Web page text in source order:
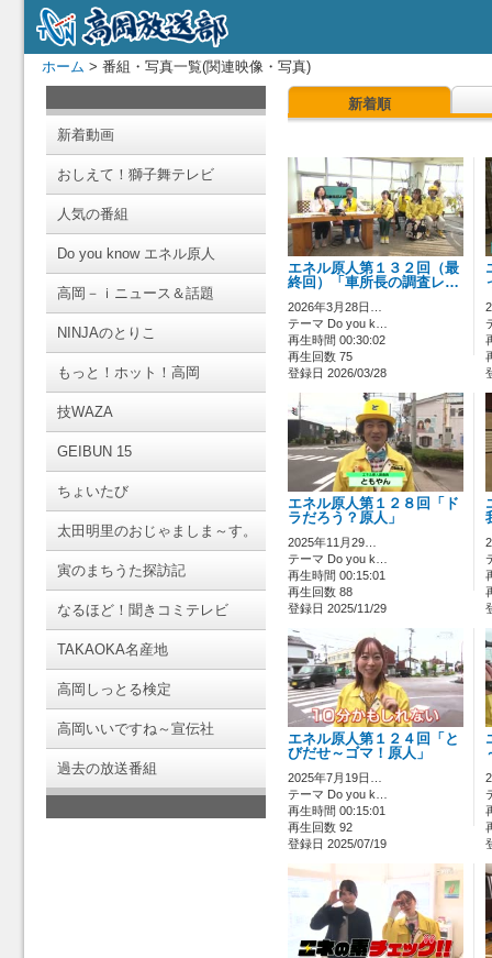
ホーム > 番組・写真一覧(関連映像・写真)
新着動画
おしえて！獅子舞テレビ
人気の番組
Do you know エネル原人
高岡－ｉニュース＆話題
NINJAのとりこ
もっと！ホット！高岡
技WAZA
GEIBUN 15
ちょいたび
太田明里のおじゃましま～す。
寅のまちうた探訪記
なるほど！聞きコミテレビ
TAKAOKA名産地
高岡しっとる検定
高岡いいですね～宣伝社
過去の放送番組
新着順
エネル原人第１３２回（最
終回）「車所長の調査レ…
2026年3月28日…
テーマ Do you k…
再生時間 00:30:02
再生回数 75
登録日 2026/03/28
エネル原人第１２８回「ド
ラだろう？原人」
2025年11月29…
テーマ Do you k…
再生時間 00:15:01
再生回数 88
登録日 2025/11/29
エネル原人第１２４回「と
びだせ～ゴマ！原人」
2025年7月19日…
テーマ Do you k…
再生時間 00:15:01
再生回数 92
登録日 2025/07/19